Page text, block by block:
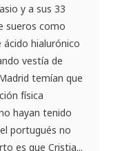
y a sus 33
sueros como
ácido hialurónico
vestía de
temían que
física
hayan tenido
portugués no
es que Cristia...